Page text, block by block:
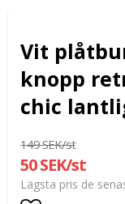
Vit
knopp
chic
149 SEK/st
50 SEK/st
Lägsta pris de